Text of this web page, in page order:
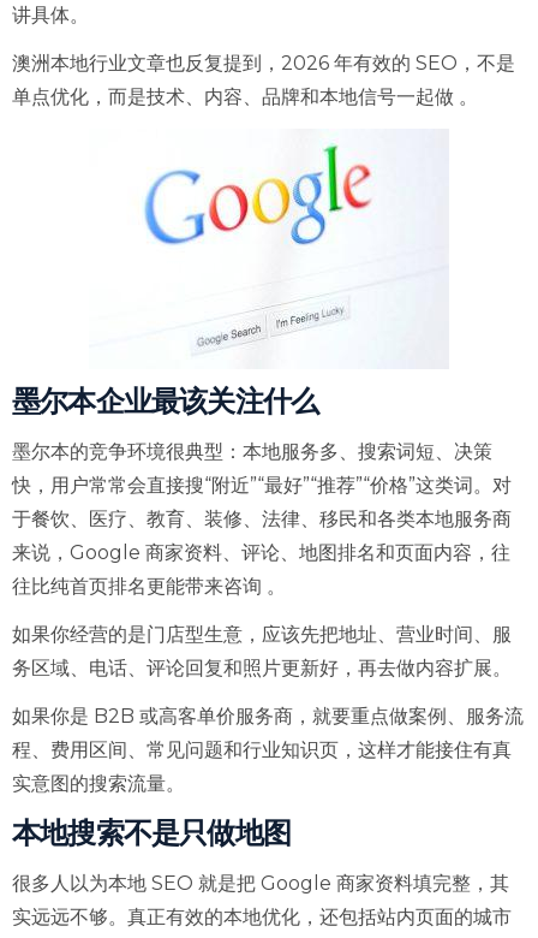
讲具体。
澳洲本地行业文章也反复提到，2026 年有效的 SEO，不是
单点优化，而是技术、内容、品牌和本地信号一起做 。
墨尔本企业最该关注什么
墨尔本的竞争环境很典型：本地服务多、搜索词短、决策
快，用户常常会直接搜“附近”“最好”“推荐”“价格”这类词。对
于餐饮、医疗、教育、装修、法律、移民和各类本地服务商
来说，Google 商家资料、评论、地图排名和页面内容，往
往比纯首页排名更能带来咨询 。
如果你经营的是门店型生意，应该先把地址、营业时间、服
务区域、电话、评论回复和照片更新好，再去做内容扩展。
如果你是 B2B 或高客单价服务商，就要重点做案例、服务流
程、费用区间、常见问题和行业知识页，这样才能接住有真
实意图的搜索流量。
本地搜索不是只做地图
很多人以为本地 SEO 就是把 Google 商家资料填完整，其
实远远不够。真正有效的本地优化，还包括站内页面的城市